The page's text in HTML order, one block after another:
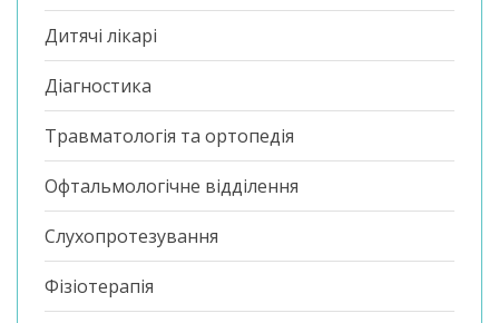
Дитячі лікарі
Діагностика
Травматологія та ортопедія
Офтальмологічне відділення
Слухопротезування
Фізіотерапія